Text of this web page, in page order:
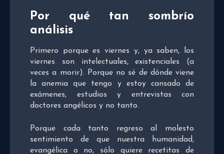
Por qué tan sombrío
análisis
Primero porque es viernes y, ya saben, los
viernes son intelectuales, existenciales (a
veces a morir). Porque no sé de dónde viene
la anemia que tengo y estoy cansado de
exámenes, estudios y entrevistas con
doctores angélicos y no tanto.
Porque cada tanto regreso al molesto
sentimiento de que nuestra humanidad,
evangélica o no, sólo quiere recetitas de